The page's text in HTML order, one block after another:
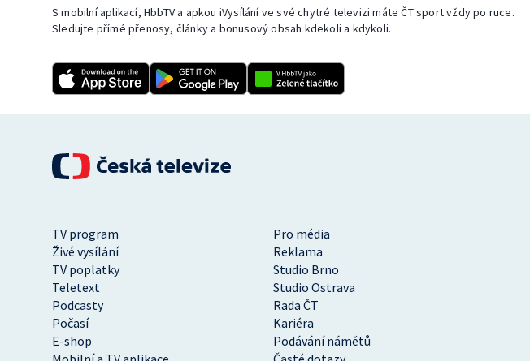
S mobilní aplikací, HbbTV a apkou iVysílání ve své chytré televizi máte ČT sport vždy po ruce.
Sledujte přímé přenosy, články a bonusový obsah kdekoli a kdykoli.
TV program
Pro média
Živé vysílání
Reklama
TV poplatky
Studio Brno
Teletext
Studio Ostrava
Podcasty
Rada ČT
Počasí
Kariéra
E-shop
Podávání námětů